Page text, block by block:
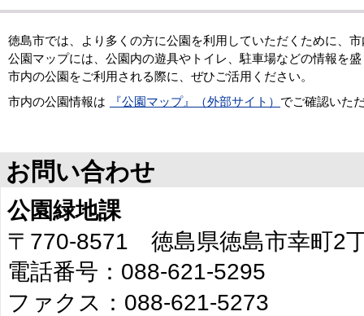
徳島市では、より多くの方に公園を利用していただくために、
公園マップには、公園内の遊具やトイレ、駐車場などの情報を
市内の公園をご利用される際に、ぜひご活用ください。
市内の公園情報は
『公園マップ』（外部サイト） でご確認いた
お問い合わせ
公園緑地課
〒770-8571 徳島県徳島市幸町2
電話番号：088-621-5295
ファクス：088-621-5273